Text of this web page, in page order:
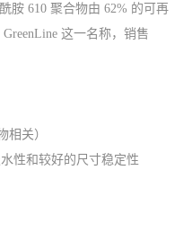
胺 610 聚合物由 62% 的可再
这一名称，销售
相关）
性和较好的尺寸稳定性